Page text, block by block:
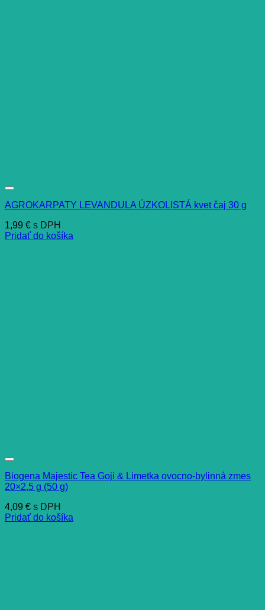
AGROKARPATY LEVANDULA ÚZKOLISTÁ kvet čaj 30 g
1,99 € s DPH
Pridať do košíka
Biogena Majestic Tea Goji & Limetka ovocno-bylinná zmes
20×2,5 g (50 g)
4,09 € s DPH
Pridať do košíka